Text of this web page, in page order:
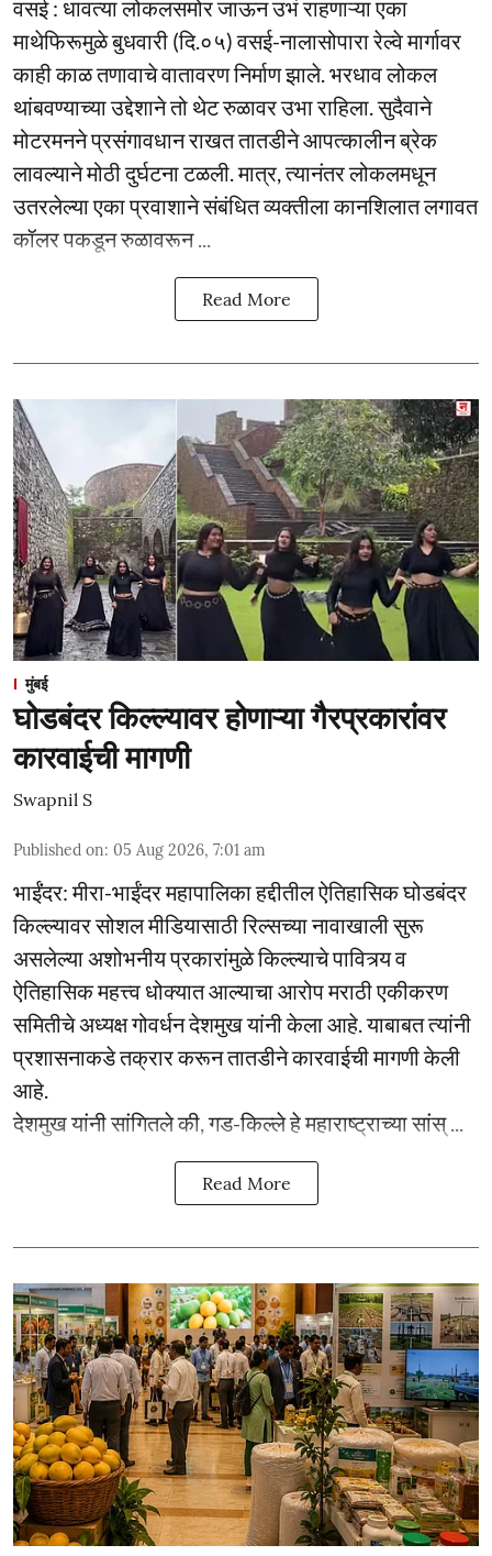
वसई : धावत्या लोकलसमोर जाऊन उभं राहणाऱ्या एका
माथेफिरूमुळे बुधवारी (दि.०५) वसई-नालासोपारा रेल्वे मार्गावर
काही काळ तणावाचे वातावरण निर्माण झाले. भरधाव लोकल
थांबवण्याच्या उद्देशाने तो थेट रुळावर उभा राहिला. सुदैवाने
मोटरमनने प्रसंगावधान राखत तातडीने आपत्कालीन ब्रेक
लावल्याने मोठी दुर्घटना टळली. मात्र, त्यानंतर लोकलमधून
उतरलेल्या एका प्रवाशाने संबंधित व्यक्तीला कानशिलात लगावत
कॉलर पकडून रुळावरून ...
Read More
मुंबई
घोडबंदर किल्ल्यावर होणाऱ्या गैरप्रकारांवर
कारवाईची मागणी
Swapnil S
Published on: 05 Aug 2026, 7:01 am
भाईंंदर: मीरा-भाईंदर महापालिका हद्दीतील ऐतिहासिक घोडबंदर
किल्ल्यावर सोशल मीडियासाठी रिल्सच्या नावाखाली सुरू
असलेल्या अशोभनीय प्रकारांमुळे किल्ल्याचे पावित्र्य व
ऐतिहासिक महत्त्व धोक्यात आल्याचा आरोप मराठी एकीकरण
समितीचे अध्यक्ष गोवर्धन देशमुख यांनी केला आहे. याबाबत त्यांनी
प्रशासनाकडे तक्रार करून तातडीने कारवाईची मागणी केली
आहे.
देशमुख यांनी सांगितले की, गड-किल्ले हे महाराष्ट्राच्या सांस् ...
Read More